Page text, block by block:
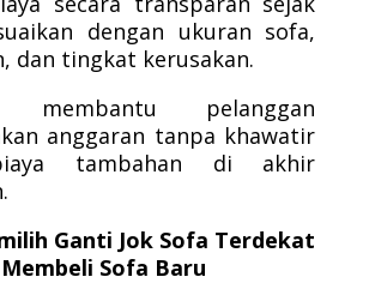
dengan ukuran sofa,
dan tingkat kerusakan.
pelanggan
anggaran tanpa khawatir
tambahan di akhir
Ganti Jok Sofa Terdekat
Sofa Baru